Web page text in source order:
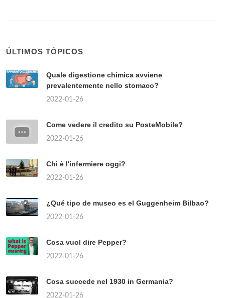
ÚLTIMOS TÓPICOS
Quale digestione chimica avviene
prevalentemente nello stomaco?
2022-01-26
Come vedere il credito su PosteMobile?
2022-01-26
Chi è l'infermiere oggi?
2022-01-26
¿Qué tipo de museo es el Guggenheim Bilbao?
2022-01-26
Cosa vuol dire Pepper?
2022-01-26
Cosa succede nel 1930 in Germania?
2022-01-26